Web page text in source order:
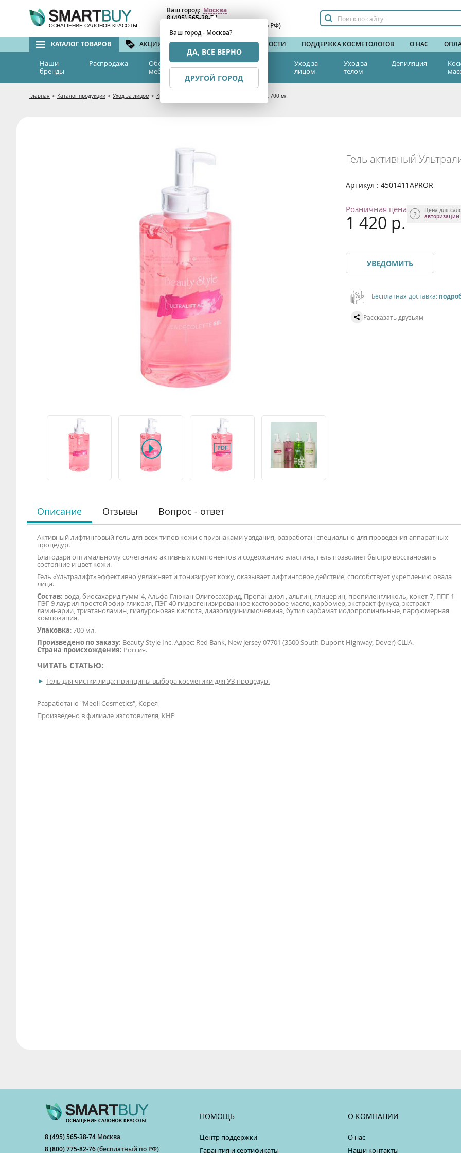
ОСНАЩЕНИЕ САЛОНОВ КРАСОТЫ
Ваш город: Москва
Ваш город - Москва?
ДА, ВСЕ ВЕРНО
ДРУГОЙ ГОРОД
8 (495) 565-38-74
(бесплатный по РФ)
КАТАЛОГ ТОВАРОВ АКЦИИ И СКИДКИ БРЕНДЫ НОВОСТИ ПОДДЕРЖКА КОСМЕТОЛОГОВ О НАС
Наши
бренды
Распродажа
Оборудование и
мебель
Эстетическая
медицина
Уход за
лицом
Уход за
телом
Депиляция
Главная > Каталог продукции > Уход за лицом > Кремы и гели Гель активный Ультралифт, 700 мл
Гель активный
Артикул : 4501411АPROR
Розничная цена
1 420 р.
Цена для
авторизации
УВЕДОМИТЬ
Бесплатная доставка:
Рассказать друзьям
Описание
Активный лифтинговый гель для всех типов кожи с признаками увядания, разработан специально для проведения аппаратных
процедур.
Благодаря оптимальному сочетанию активных компонентов и содержанию эластина, гель позволяет быстро восстановить
состояние и цвет кожи.
Гель «Ультралифт» эффективно увлажняет и тонизирует кожу, оказывает лифтинговое действие, способствует укреплению овала
лица.
Состав: вода, биосахарид гумм-4, Альфа-Глюкан Олигосахарид, Пропандиол , альгин, глицерин, пропиленгликоль, кокет-7, ППГ-1-
ПЭГ-9 лаурил простой эфир гликоля, ПЭГ-40 гидрогенизированное касторовое масло, карбомер, экстракт фукуса, экстракт
ламинарии, триэтаноламин, гиалуроновая кислота, диазолидинилмочевина, бутил карбамат иодопропинльные, парфюмерная
композиция.
Упаковка: 700 мл.
Произведено по заказу: Beauty Style Inc. Адрес: Red Bank, New Jersey 07701 (3500 South Dupont Highway, Dover) США.
Страна происхождения: Россия.
ЧИТАТЬ СТАТЬЮ:
Гель для чистки лица: принципы выбора косметики для УЗ процедур.
Разработано "Meoli Cosmetics", Корея
Произведено в филиале изготовителя, КНР
Отзывы Вопрос - ответ
8 (495) 565-38-74 Москва
8 (800) 775-82-76(бесплатный по РФ)
ПОМОЩЬ
Центр поддержки
Гарантия и сертификаты
О КОМПАНИИ
О нас
Наши контакты